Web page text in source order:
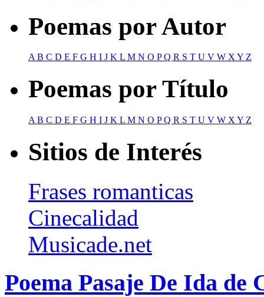
Poemas por Autor
AB C D E F G H I J K L M N O PQ R S T U V W XY Z
Poemas por Título
A B C D E F G H I J K L M N O PQ R S T U V W X Y Z
Sitios de Interés
Frases romanticas
Cinecalidad
Musicade.net
Poema Pasaje De Ida de